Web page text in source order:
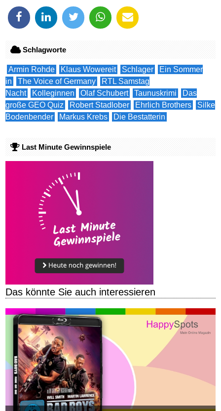
Schlagworte
Armin Rohde Klaus Wowereit Schlager
Ein Sommer
in
The Voice of Germany
RTL Samstag
Nacht
Kolleginnen Olaf Schubert Taunuskrimi
Das
große GEO Quiz
Robert Stadlober Ehrlich Brothers
Silke
Bodenbender
Markus Krebs Die Bestatterin
Last Minute Gewinnspiele
Das könnte Sie auch interessieren